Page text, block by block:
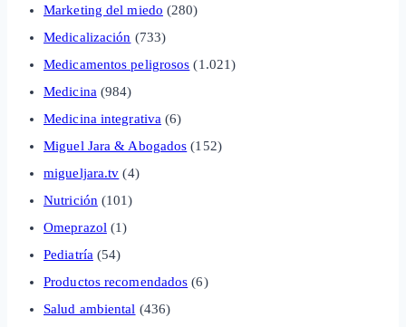
Marketing del miedo (280)
Medicalización (733)
Medicamentos peligrosos (1.021)
Medicina (984)
Medicina integrativa (6)
Miguel Jara & Abogados (152)
migueljara.tv (4)
Nutrición (101)
Omeprazol (1)
Pediatría (54)
Productos recomendados (6)
Salud ambiental (436)